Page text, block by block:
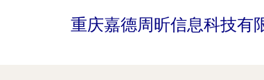
重庆嘉德周昕信息科技有